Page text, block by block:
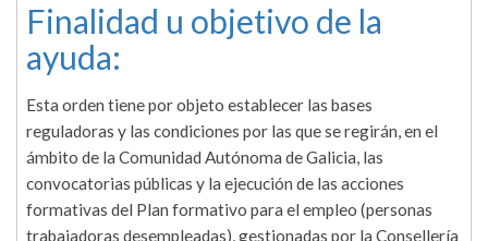
Finalidad u objetivo de la
ayuda:
Esta orden tiene por objeto establecer las bases
reguladoras y las condiciones por las que se regirán, en el
ámbito de la Comunidad Autónoma de Galicia, las
convocatorias públicas y la ejecución de las acciones
formativas del Plan formativo para el empleo (personas
trabajadoras desempleadas), gestionadas por la Consellería